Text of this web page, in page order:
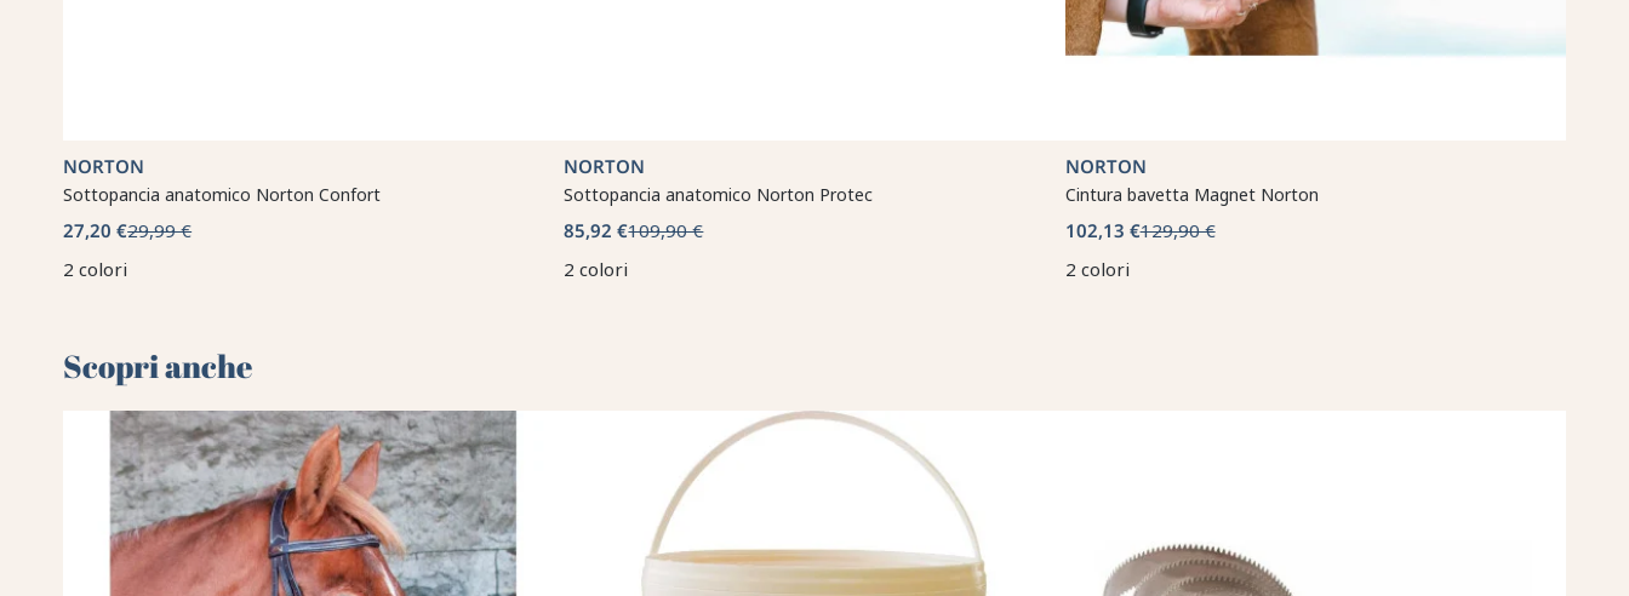
NORTON
Sottopancia anatomico Norton Confort
27,20 €29,99 €
2 colori
NORTON
Sottopancia anatomico Norton Protec
85,92 €109,90 €
2 colori
NORTON
Cintura bavetta Magnet Norton
102,13 €129,90 €
2 colori
Scopri anche 🌻